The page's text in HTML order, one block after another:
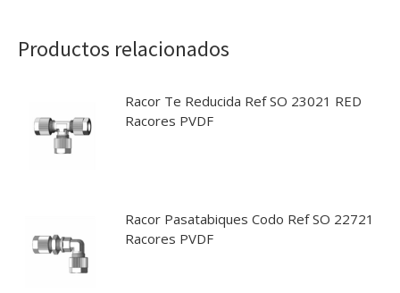
Productos relacionados
Racor Te Reducida Ref SO 23021 RED
Racores PVDF
Racor Pasatabiques Codo Ref SO 22721
Racores PVDF